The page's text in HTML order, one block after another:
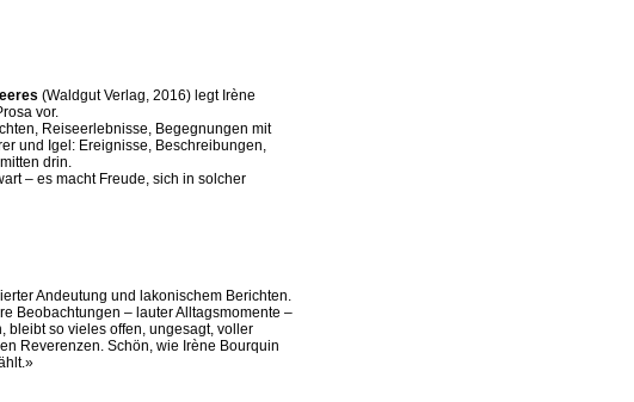
(Waldgut Verlag, 2016) legt Irène
vor.
Reiseerlebnisse, Begegnungen mit
und Igel: Ereignisse, Beschreibungen,
drin.
– es macht Freude, sich in solcher
Andeutung und lakonischem Berichten.
Beobachtungen – lauter Alltagsmomente –
so vieles offen, ungesagt, voller
Reverenzen. Schön, wie Irène Bourquin